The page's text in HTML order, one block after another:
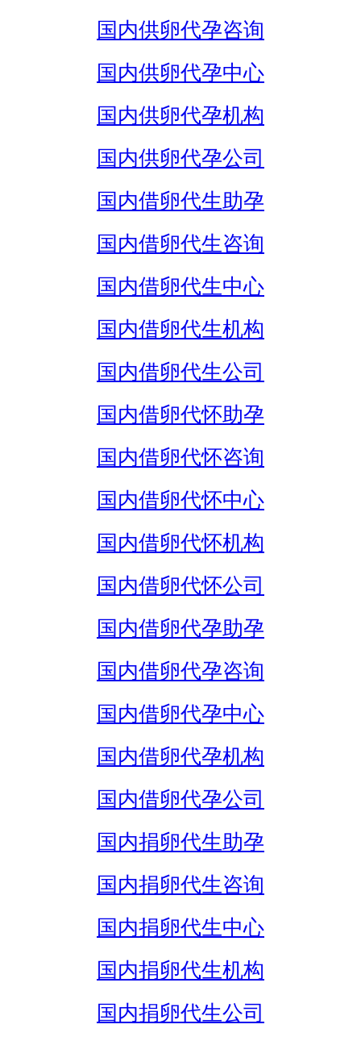
国内供卵代孕咨询
国内供卵代孕中心
国内供卵代孕机构
国内供卵代孕公司
国内借卵代生助孕
国内借卵代生咨询
国内借卵代生中心
国内借卵代生机构
国内借卵代生公司
国内借卵代怀助孕
国内借卵代怀咨询
国内借卵代怀中心
国内借卵代怀机构
国内借卵代怀公司
国内借卵代孕助孕
国内借卵代孕咨询
国内借卵代孕中心
国内借卵代孕机构
国内借卵代孕公司
国内捐卵代生助孕
国内捐卵代生咨询
国内捐卵代生中心
国内捐卵代生机构
国内捐卵代生公司